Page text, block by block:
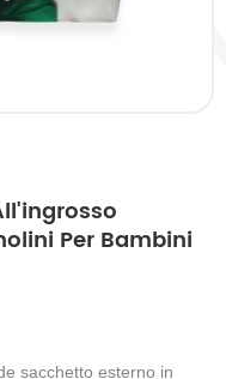
Per Bambini
sacchetto esterno in